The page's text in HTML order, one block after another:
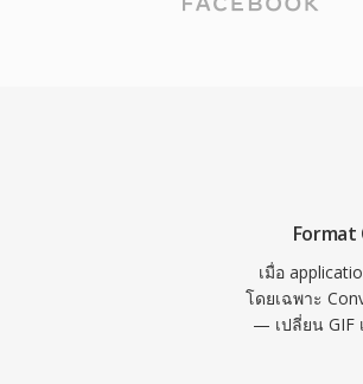
เมื่อ
โดยเฉพาะ
— เปลี่ยน GIF